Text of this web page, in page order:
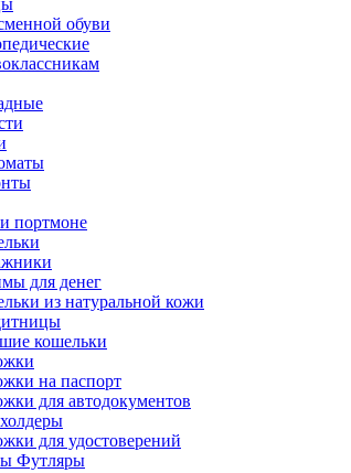
обуви
портмоне
для денег
из натуральной кожи
кошельки
на паспорт
для автодокументов
для удостоверений
Футляры